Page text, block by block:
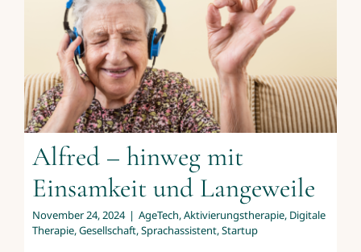
Alfred – hinweg mit
Einsamkeit und Langeweile
November 24, 2024 | AgeTech,Aktivierungstherapie, Digitale
Therapie,Gesellschaft,Sprachassistent,Startup